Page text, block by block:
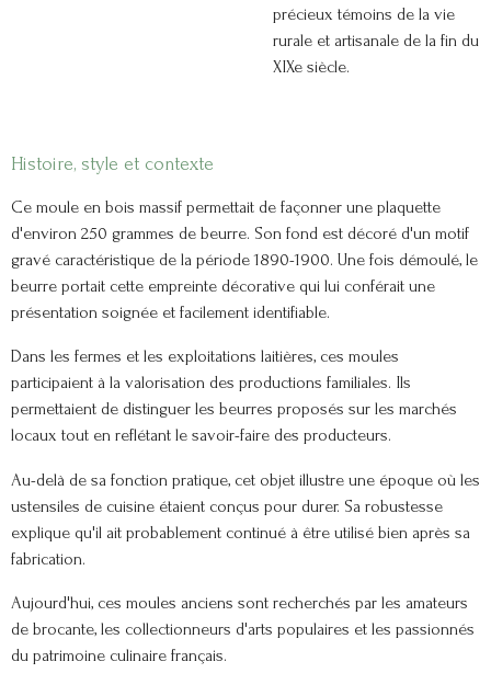
précieux témoins de la vie
rurale et artisanale de la fin du
XIXe siècle.
Histoire, style et contexte
Ce moule en bois massif permettait de façonner une plaquette
d'environ 250 grammes de beurre. Son fond est décoré d'un motif
gravé caractéristique de la période 1890-1900. Une fois démoulé, le
beurre portait cette empreinte décorative qui lui conférait une
présentation soignée et facilement identifiable.
Dans les fermes et les exploitations laitières, ces moules
participaient à la valorisation des productions familiales. Ils
permettaient de distinguer les beurres proposés sur les marchés
locaux tout en reflétant le savoir-faire des producteurs.
Au-delà de sa fonction pratique, cet objet illustre une époque où les
ustensiles de cuisine étaient conçus pour durer. Sa robustesse
explique qu'il ait probablement continué à être utilisé bien après sa
fabrication.
Aujourd'hui, ces moules anciens sont recherchés par les amateurs
de brocante, les collectionneurs d'arts populaires et les passionnés
du patrimoine culinaire français.